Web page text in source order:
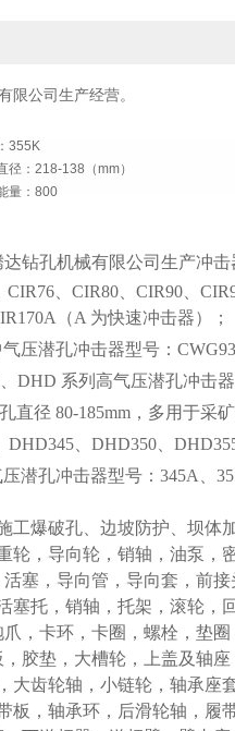
限公司生产经营。
355K
径：218-138（mm）
量：800
钻孔机械有限公司生产冲击
、CIR80、CIR90、
（A 为快速冲击器）；
压潜孔冲击器型号：
DHD 系列高气压潜孔冲击器
直径 80-185mm，多用于采
、DHD350、
潜孔冲击器型号： 345A、
工爆破孔、边坡防护、坝体
轮，导向轮，销轴，油泵，
塞，导向管，导向套，前
塞托，销轴，托架，滚轮，
，卡环，卡圈，螺栓，垫
胶垫，大槽轮，上盖及轴
齿轮轴，小链轮，轴承座
板，轴承环，后滑轮轴，履